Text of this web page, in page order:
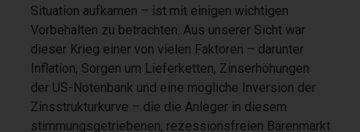
Situation aufkamen – ist mit einigen wichtigen
Vorbehalten zu betrachten. Aus unserer Sicht war
dieser Krieg einer von vielen Faktoren – darunter
Inflation, Sorgen um Lieferketten, Zinserhöhungen
der US-Notenbank und eine mögliche Inversion der
Zinsstrukturkurve – die die Anleger in diesem
stimmungsgetriebenen, rezessionsfreien Bärenmarkt